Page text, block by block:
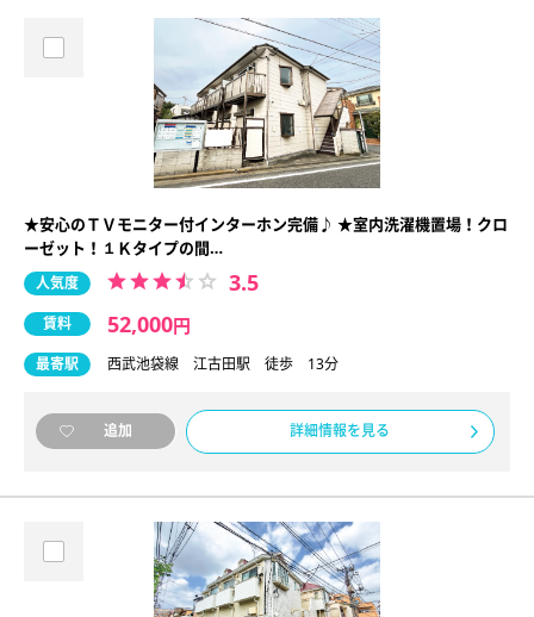
★安心のＴＶモニター付インターホン完備♪ ★室内洗濯機置場！クロ
ーゼット！１Ｋタイプの間…
人気度 3.5
賃料 52,000円
最寄駅 西武池袋線 江古田駅 徒歩 13分
追加 詳細情報を見る